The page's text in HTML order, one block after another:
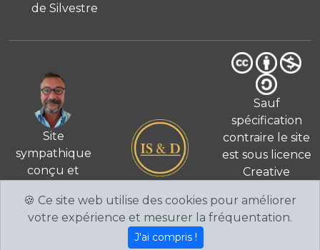
de Silvestre
Site
sympathique
conçu et
par Fabien de
Silvestre
© 2026
Sauf
spécification
contraire le site
est sous licence
Creative
International
CC BY-NC-
🍪 Ce site web utilise des cookies pour améliorer
votre expérience et mesurer la fréquentation.
J'ai compris !